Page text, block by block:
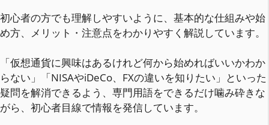
初心者の方でも理解しやすいように、基本的な仕組みや始
め方、メリット・注意点をわかりやすく解説しています。
「仮想通貨に興味はあるけれど何から始めればいいかわか
らない」「NISAやiDeCo、FXの違いを知りたい」といった
疑問を解消できるよう、専門用語をできるだけ噛み砕きな
がら、初心者目線で情報を発信しています。